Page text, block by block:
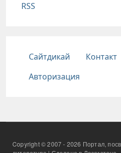
RSS
Подвал
Сайтдикай Контакт
Авторизация
Copyright © 2007 - 2026 Портал,